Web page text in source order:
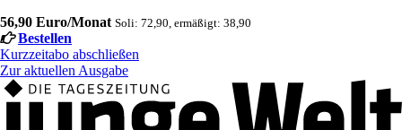
56,90 Euro/Monat Soli: 72,90, ermäßigt: 38,90
Bestellen
Kurzzeitabo abschließen
Zur aktuellen Ausgabe